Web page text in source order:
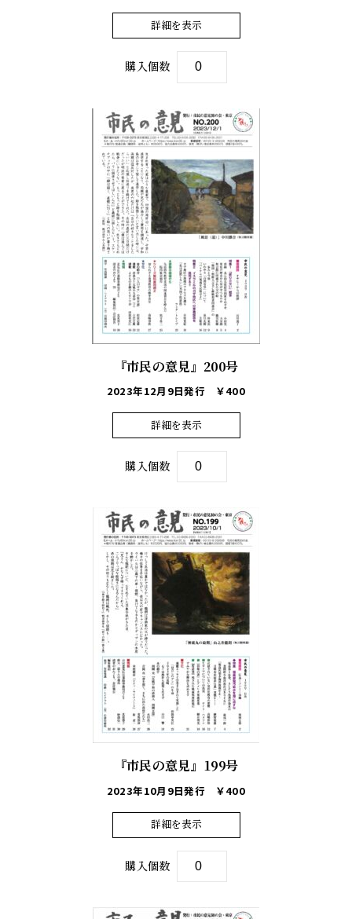
詳細を表示
購入個数
『市民の意見』200号
2023年12月9日発行 ￥400
詳細を表示
購入個数
『市民の意見』199号
2023年10月9日発行 ￥400
詳細を表示
購入個数